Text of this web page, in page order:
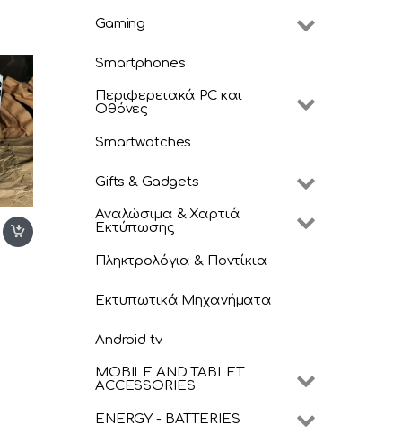
Gaming
Smartphones
Περιφερειακά PC και
Οθόνες
Smartwatches
Gifts & Gadgets
Αναλώσιμα & Χαρτιά
Εκτύπωσης
Πληκτρολόγια & Ποντίκια
Εκτυπωτικά Μηχανήματα
Android tv
MOBILE AND TABLET
ACCESSORIES
ENERGY - BATTERIES